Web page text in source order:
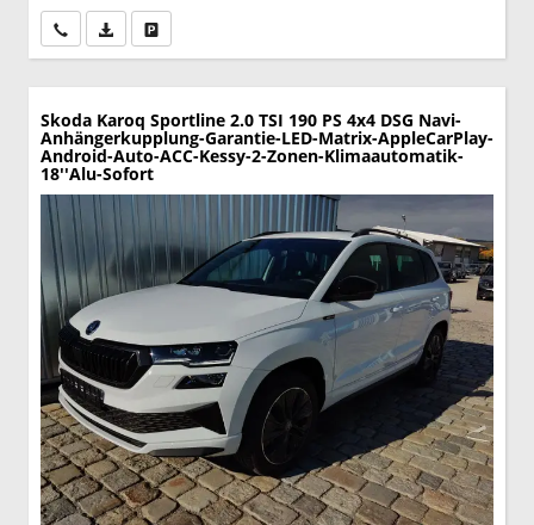
Wir rufen Sie anPDF-Datei, Fahrzeugexposé drucken
Skoda Karoq Sportline 2.0 TSI 190 PS 4x4 DSG Navi-
Anhängerkupplung-Garantie-LED-Matrix-AppleCarPlay-
Android-Auto-ACC-Kessy-2-Zonen-Klimaautomatik-
18''Alu-Sofort